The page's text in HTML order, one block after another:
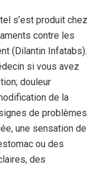
s’est produit chez
contre les
(Dilantin Infatabs).
si vous avez
douleur
de la
de problèmes
une sensation de
ou des
des